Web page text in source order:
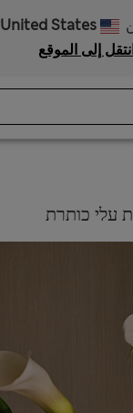
United States?
انتقل إلى الموقع
עלי כותרת